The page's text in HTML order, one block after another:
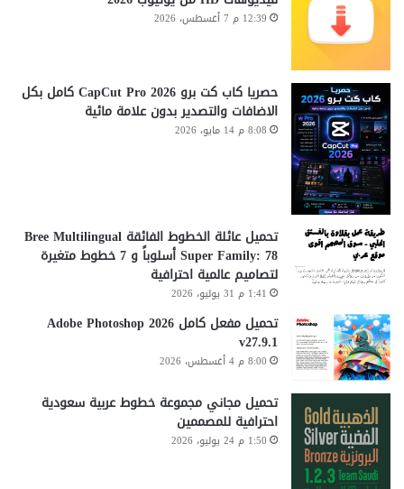
12:39 م 7 أغسطس، 2026
حصريا كاب كت برو CapCut Pro 2026 كامل بكل
الاضافات والتصدير بدون علامة مائية
8:08 م 14 مايو، 2026
تحميل عائلة الخطوط الفائقة Bree Multilingual
Super Family: 78 أسلوباً و 7 خطوط متغيرة
لتصاميم عالمية احترافية
1:41 م 31 يوليو، 2026
تحميل مفعل كامل Adobe Photoshop 2026
v27.9.1
8:00 م 4 أغسطس، 2026
تحميل مجاني مجموعة خطوط عربية سعودية
احترافية للمصممين
1:50 م 24 يوليو، 2026